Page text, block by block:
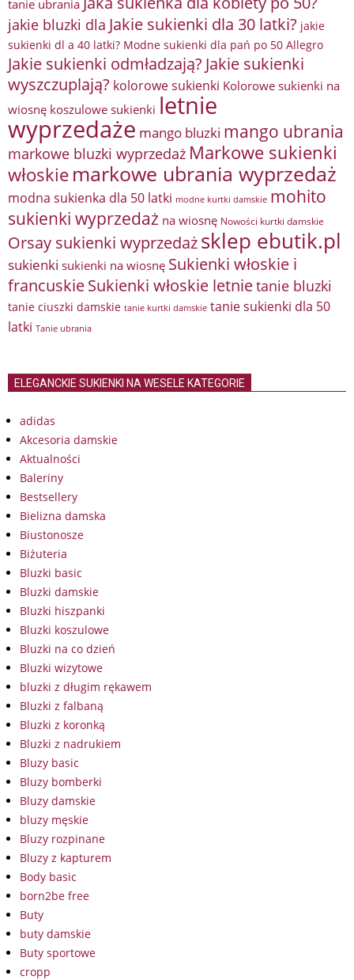
tanie ubrania
jakie bluzki dla Jakie sukienki dla 30 latki? jakie
sukienki dl a 40 latki? Modne sukienki dla pań po 50 Allegro
Jakie sukienki odmładzają? Jakie sukienki
wyszczuplają? kolorowe sukienki Kolorowe sukienki na
wiosnę koszulowe sukienki letnie
wyprzedaże mango bluzki mango ubrania
markowe bluzki wyprzedaż Markowe sukienki
włoskie markowe ubrania wyprzedaż
modna sukienka dla 50 latki modne kurtki damskie mohito
sukienki wyprzedaż na wiosnę Nowości kurtki damskie
Orsay sukienki wyprzedażsklep ebutik.pl
sukienki sukienki na wiosnę Sukienki włoskie i
francuskieSukienki włoskie letnietanie bluzki
tanie ciuszki damskie tanie kurtki damskie tanie sukienki dla 50
latki Tanie ubrania
ELEGANCKIE SUKIENKI NA WESELE KATEGORIE
adidas
Akcesoria damskie
Aktualności
Baleriny
Bestsellery
Bielizna damska
Biustonosze
Biżuteria
Bluzki basic
Bluzki damskie
Bluzki hiszpanki
Bluzki koszulowe
Bluzki na co dzień
Bluzki wizytowe
bluzki z długim rękawem
Bluzki z falbaną
Bluzki z koronką
Bluzki z nadrukiem
Bluzy basic
Bluzy bomberki
Bluzy damskie
bluzy męskie
Bluzy rozpinane
Bluzy z kapturem
Body basic
born2be free
Buty
buty damskie
Buty sportowe
cropp